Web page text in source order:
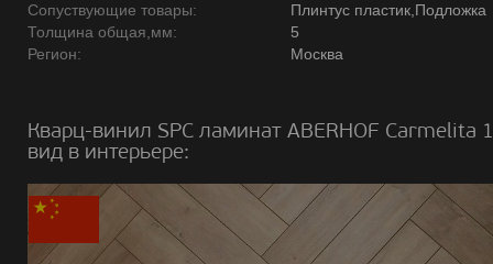
Сопуствующие товары:
Плинтус пластик,Подложка
Толщина общая,мм:
5
Регион:
Москва
Кварц-винил SPC ламинат ABERHOF Carmelita
вид в интерьере: